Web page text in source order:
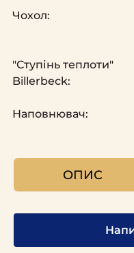
Чохол:
"Ступінь теплоти"
Billerbeck:
Наповнювач:
ОПИС